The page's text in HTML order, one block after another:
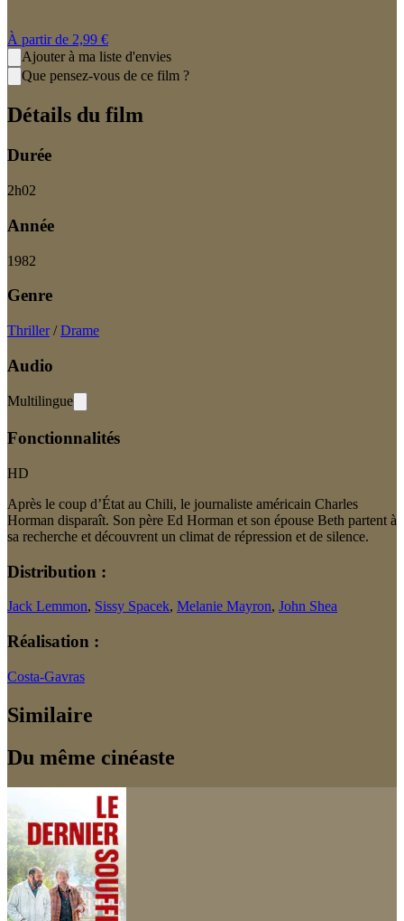
À partir de 2,99 €
Ajouter à ma liste d'envies
Que pensez-vous de ce film ?
Détails du film
Durée
2h02
Année
1982
Genre
Thriller/Drame
Audio
Multilingue
Fonctionnalités
HD
Après le coup d’État au Chili, le journaliste américain Charles
Horman disparaît. Son père Ed Horman et son épouse Beth partent à
sa recherche et découvrent un climat de répression et de silence.
Distribution :
Jack Lemmon, Sissy Spacek, Melanie Mayron, John Shea
Réalisation :
Costa-Gavras
Similaire
Du même cinéaste